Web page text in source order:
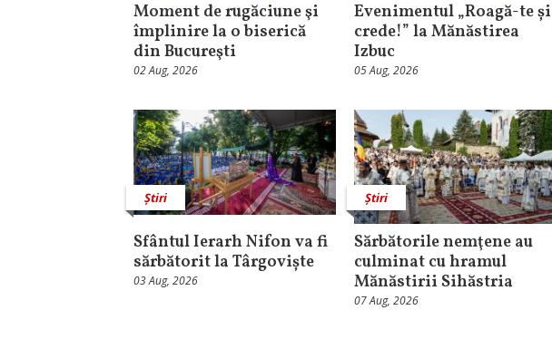
Moment de rugăciune şi
împlinire la o biserică
din Bucureşti
02 Aug, 2026
Evenimentul „Roagă-te și
crede!” la Mănăstirea
Izbuc
05 Aug, 2026
Știri
Sfântul Ierarh Nifon va fi
sărbătorit la Târgoviște
03 Aug, 2026
Știri
Sărbătorile nemţene au
culminat cu hramul
Mănăstirii Sihăstria
07 Aug, 2026